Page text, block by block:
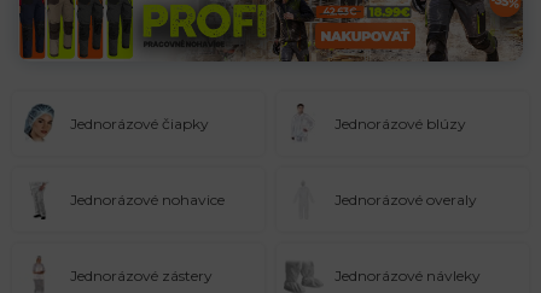
Jednorázové čiapky Jednorázové blúzy
Jednorázové nohavice Jednorázové overaly
Jednorázové zástery Jednorázové návleky